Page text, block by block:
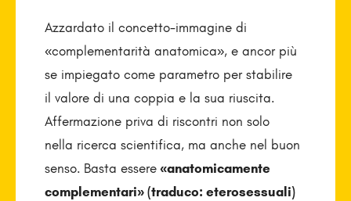
Azzardato il concetto-immagine di
«complementarità anatomica», e ancor più
se impiegato come parametro per stabilire
il valore di una coppia e la sua riuscita.
Affermazione priva di riscontri non solo
nella ricerca scientifica, ma anche nel buon
senso. Basta essere«anatomicamente
complementari» (traduco: eterosessuali)